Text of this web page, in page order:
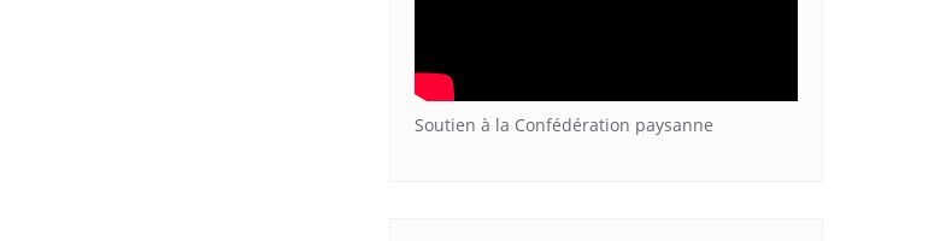
Soutien à la Confédération paysanne